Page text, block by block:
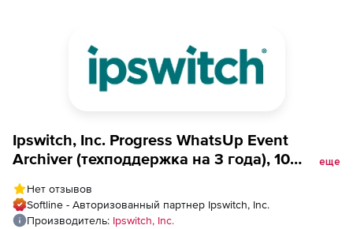
Ipswitch, Inc. Progress WhatsUp Event
Archiver (техподдержка на 3 года), 10
еще
Нет отзывов
Softline - Авторизованный партнер Ipswitch, Inc.
Производитель: Ipswitch, Inc.